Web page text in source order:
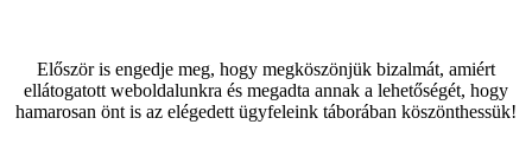
Először is engedje meg, hogy megköszönjük bizalmát, amiért
ellátogatott weboldalunkra és megadta annak a lehetőségét, hogy
hamarosan önt is az elégedett ügyfeleink táborában köszönthessük!